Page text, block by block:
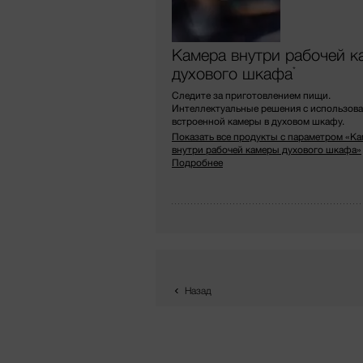
Камера внутри рабочей
духового шкафа*
Следите за приготовлением пищи.
Интеллектуальные решения с
встроенной камеры в духовом шкафу.
Показать все продукты с параметром
внутри рабочей камеры духового шкафа»
Подробнее
Назад